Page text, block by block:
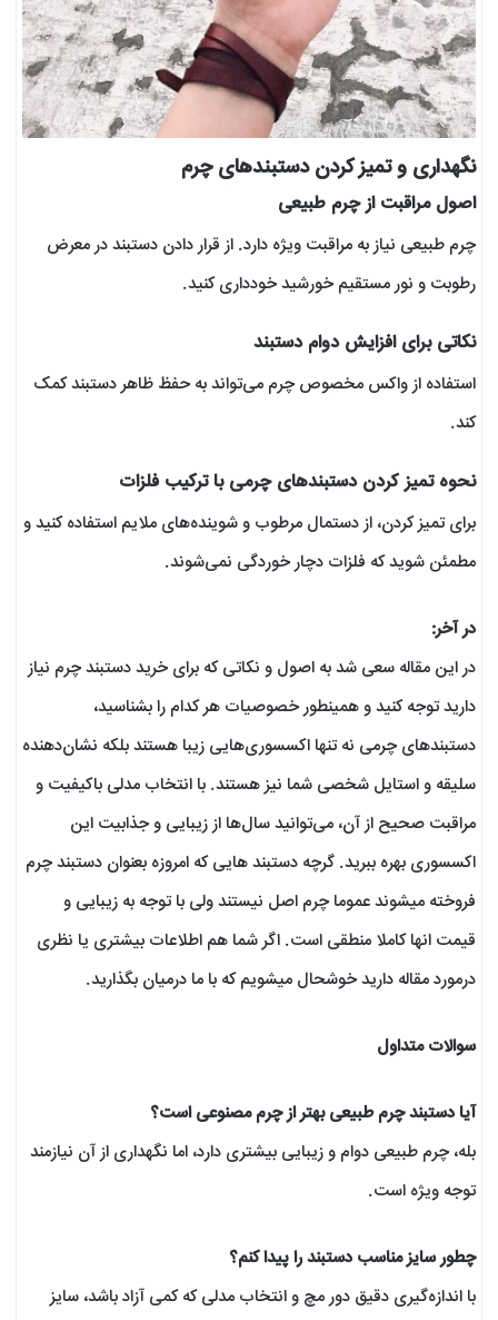
نگهداری و تمیز کردن دستبندهای چرم
اصول مراقبت از چرم طبیعی
چرم طبیعی نیاز به مراقبت ویژه دارد. از قرار دادن دستبند در معرض
رطوبت و نور مستقیم خورشید خودداری کنید.
نکاتی برای افزایش دوام دستبند
استفاده از واکس مخصوص چرم می‌تواند به حفظ ظاهر دستبند کمک
کند.
نحوه تمیز کردن دستبندهای چرمی با ترکیب فلزات
برای تمیز کردن، از دستمال مرطوب و شوینده‌های ملایم استفاده کنید و
مطمئن شوید که فلزات دچار خوردگی نمی‌شوند.
در آخر:
در این مقاله سعی شد به اصول و نکاتی که برای خرید دستبند چرم نیاز
دارید توجه کنید و همینطور خصوصیات هر کدام را بشناسید،
دستبندهای چرمی نه تنها اکسسوری‌هایی زیبا هستند بلکه نشان‌دهنده
سلیقه و استایل شخصی شما نیز هستند. با انتخاب مدلی باکیفیت و
مراقبت صحیح از آن، می‌توانید سال‌ها از زیبایی و جذابیت این
اکسسوری بهره ببرید. گرچه دستبند هایی که امروزه بعنوان دستبند چرم
فروخته میشوند عموما چرم اصل نیستند ولی با توجه به زیبایی و
قیمت انها کاملا منطقی است. اگر شما هم اطلاعات بیشتری یا نظری
درمورد مقاله دارید خوشحال میشویم که با ما درمیان بگذارید.
سوالات متداول
آیا دستبند چرم طبیعی بهتر از چرم مصنوعی است؟
بله، چرم طبیعی دوام و زیبایی بیشتری دارد، اما نگهداری از آن نیازمند
توجه ویژه است.
چطور سایز مناسب دستبند را پیدا کنم؟
با اندازه‌گیری دقیق دور مچ و انتخاب مدلی که کمی آزاد باشد، سایز